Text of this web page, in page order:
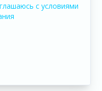
с условиями